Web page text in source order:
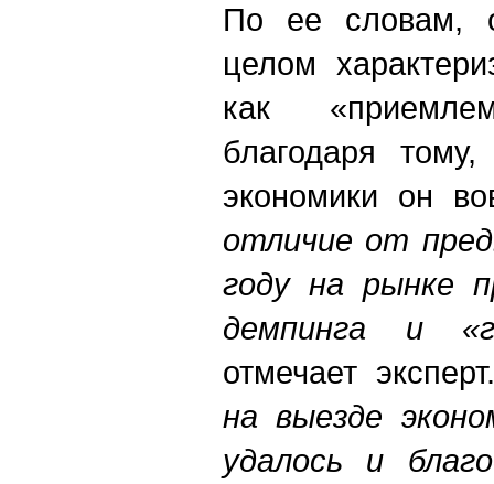
По ее словам,
целом
как
благодаря
экономики он
отличие от
году на рынке
демпинга и
отмечает
на выезде
удалось и